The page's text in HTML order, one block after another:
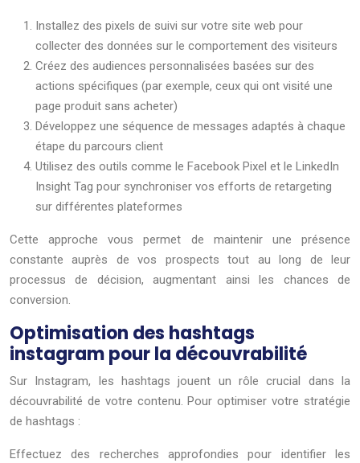
Installez des pixels de suivi sur votre site web pour
collecter des données sur le comportement des visiteurs
Créez des audiences personnalisées basées sur des
actions spécifiques (par exemple, ceux qui ont visité une
page produit sans acheter)
Développez une séquence de messages adaptés à chaque
étape du parcours client
Utilisez des outils comme le Facebook Pixel et le LinkedIn
Insight Tag pour synchroniser vos efforts de retargeting
sur différentes plateformes
Cette approche vous permet de maintenir une présence
constante auprès de vos prospects tout au long de leur
processus de décision, augmentant ainsi les chances de
conversion.
Optimisation des hashtags
instagram pour la découvrabilité
Sur Instagram, les hashtags jouent un rôle crucial dans la
découvrabilité de votre contenu. Pour optimiser votre stratégie
de hashtags :
Effectuez des recherches approfondies pour identifier les